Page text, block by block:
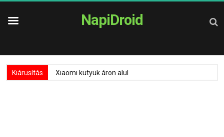
NapiDroid
Kiárusítás Xiaomi kütyük áron alul